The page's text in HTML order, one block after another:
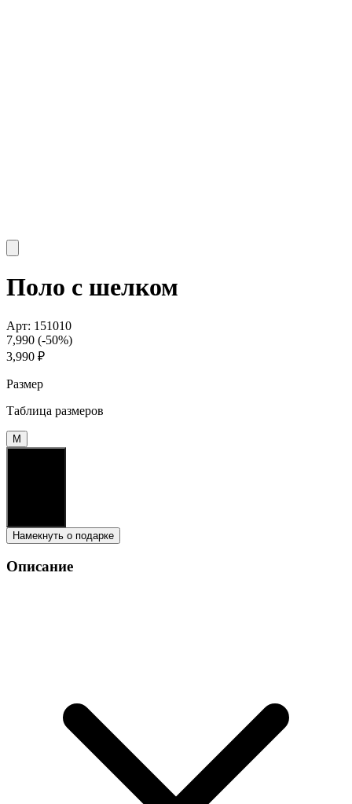
Поло с шелком
Арт: 151010
7,990 (-50%)
3,990 ₽
Размер
Таблица размеров
M
Намекнуть о подарке
Описание